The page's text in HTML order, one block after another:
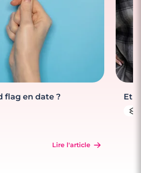
flag en date ?
Lire l'article
Et